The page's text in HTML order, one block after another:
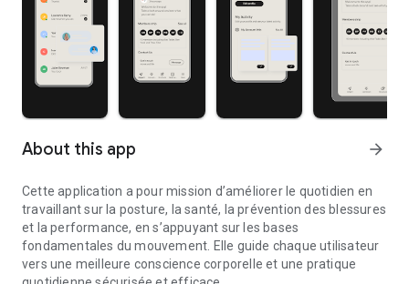
About this app arrow_forward
Cette application a pour mission d’améliorer le quotidien en
travaillant sur la posture, la santé, la prévention des blessures
et la performance, en s’appuyant sur les bases
fondamentales du mouvement. Elle guide chaque utilisateur
vers une meilleure conscience corporelle et une pratique